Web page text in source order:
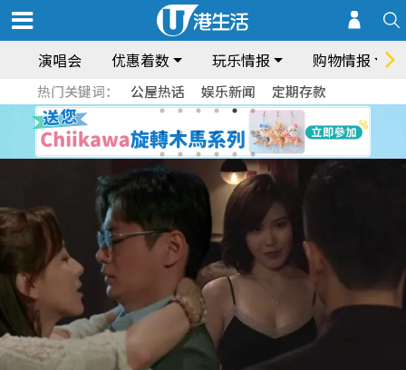
演唱会 优惠着数 玩乐情报 购物情报
热门关键词： 公屋热话 娱乐新闻 定期存款